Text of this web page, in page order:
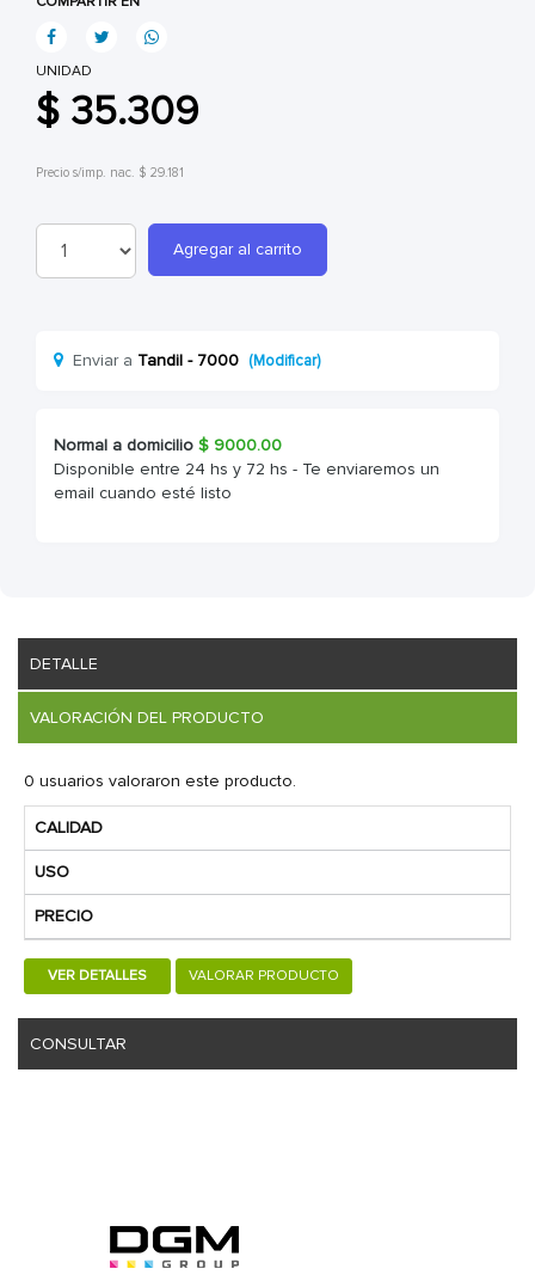
UNIDAD
$ 35.309
Precio s/imp. nac. $ 29.181
Agregar al carrito
Enviar a Tandil - 7000 (Modificar)
Normal a domicilio $ 9000.00
Disponible entre 24 hs y 72 hs - Te enviaremos un
email cuando esté listo
DETALLE
VALORACIÓN DEL PRODUCTO
0 usuarios valoraron este producto.
CALIDAD
USO
PRECIO
VER DETALLES VALORAR PRODUCTO
CONSULTAR